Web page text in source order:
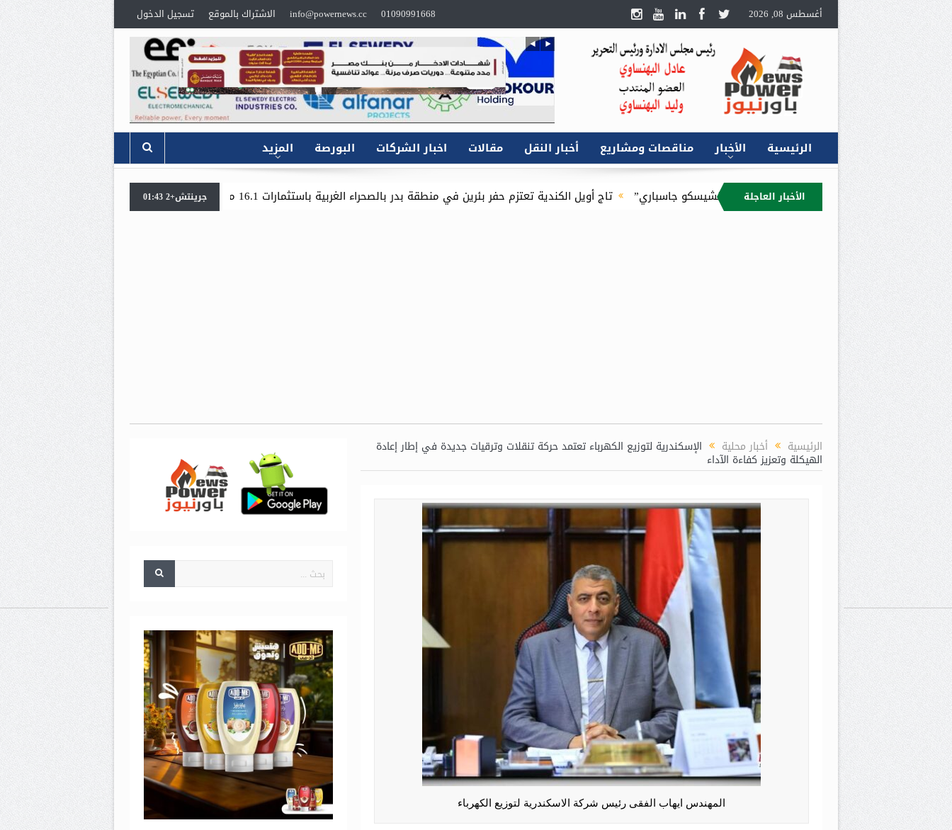
أغسطس 08, 2026 01090991668
info@powernews.cc الاشتراك بالموقع تسجيل الدخول
الرئيسية الأخبار مناقصات ومشاريع أخبار النقل مقالات اخبار الشركات البورصة المزيد
الأخبار العاجلة
مديراً عاماً في مصر خلفاً لـ “فرانشيسكو جاسباري” تاج أويل الكندية تعتزم حفر بئرين في منطقة بدر بالصحراء الغربية باستثمارات 16.1 مليون دولار
«جنوب الوادي القابضة للبترول» تنظم لقاءً توعويًا
التقديرية لعام 2026/2027 : 9.4 مليار جنيه إجمالي الإيرادات المستهدفة للقابضة وشركاتها التابعة.. وصافي الربح المتوقع 5.5 مليار جنيه
جرينتش+2 01:43
الرئيسية أخبار محلية الإسكندرية لتوزيع الكهرباء تعتمد حركة تنقلات وترقيات جديدة في إطار إعادة
الهيكلة وتعزيز كفاءة الآداء
المهندس ايهاب الفقى رئيس شركة الاسكندرية لتوزيع الكهرباء